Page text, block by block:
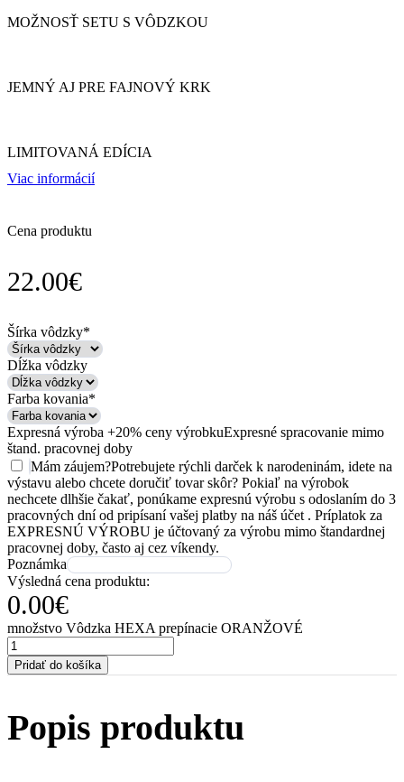
MOŽNOSŤ SETU S VÔDZKOU
JEMNÝ AJ PRE FAJNOVÝ KRK
LIMITOVANÁ EDÍCIA
Viac informácií
Cena produktu
22.00€
Šírka vôdzky*
Dĺžka vôdzky
Farba kovania*
Expresná výroba +20% ceny výrobkuExpresné spracovanie mimo
štand. pracovnej doby
Mám záujem?Potrebujete rýchli darček k narodeninám, idete na
výstavu alebo chcete doručiť tovar skôr? Pokiaľ na výrobok
nechcete dlhšie čakať, ponúkame expresnú výrobu s odoslaním do 3
pracovných dní od pripísaní vašej platby na náš účet . Príplatok za
EXPRESNÚ VÝROBU je účtovaný za výrobu mimo štandardnej
pracovnej doby, často aj cez víkendy.
Poznámka
Výsledná cena produktu:
0.00€
množstvo Vôdzka HEXA prepínacie ORANŽOVÉ
Pridať do košíka
Popis produktu